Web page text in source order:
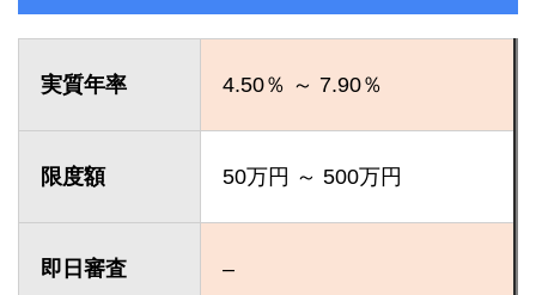
実質年率 4.50％ ～ 7.90％
限度額 50万円 ～ 500万円
即日審査 –